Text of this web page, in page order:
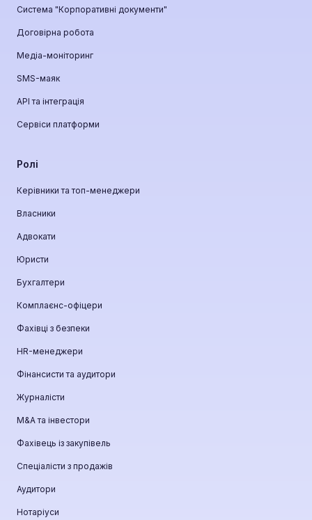
Система "Корпоративні документи"
Договірна робота
Медіа-моніторинг
SMS-маяк
API та інтеграція
Сервіси платформи
Ролі
Керівники та топ-менеджери
Власники
Адвокати
Юристи
Бухгалтери
Комплаєнс-офіцери
Фахівці з безпеки
HR-менеджери
Фінансисти та аудитори
Журналісти
М&A та інвестори
Фахівець із закупівель
Спеціалісти з продажів
Аудитори
Нотаріуси